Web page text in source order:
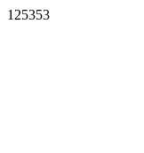
125353